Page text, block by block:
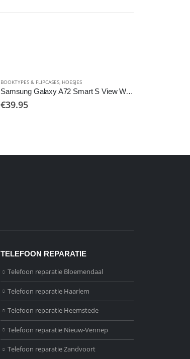
BOOKTYPES & FLIPCASES, HOESJES
Samsung Galaxy A72 Smart S View Wallet Cover
€39.95
TELEFOON REPARATIE
Telefoon reparatie Bloemendaal
Telefoon reparatie Haarlem
Telefoon reparatie Heemstede
Telefoon reparatie Nieuw-Vennep
Telefoon reparatie Zandvoort